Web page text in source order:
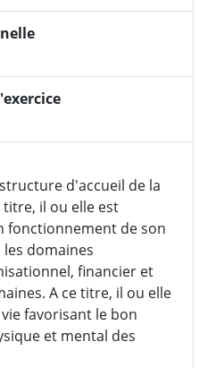
d'accueil de la
titre, il ou elle est
fonctionnement de son
domaines
financier et
A ce titre, il ou elle
favorisant le bon
et mental des